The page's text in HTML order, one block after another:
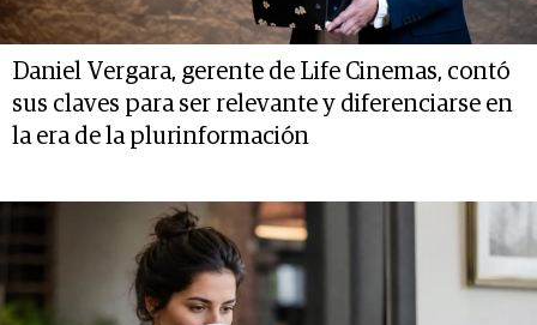
Daniel Vergara, gerente de Life Cinemas, contó
sus claves para ser relevante y diferenciarse en
la era de la plurinformación